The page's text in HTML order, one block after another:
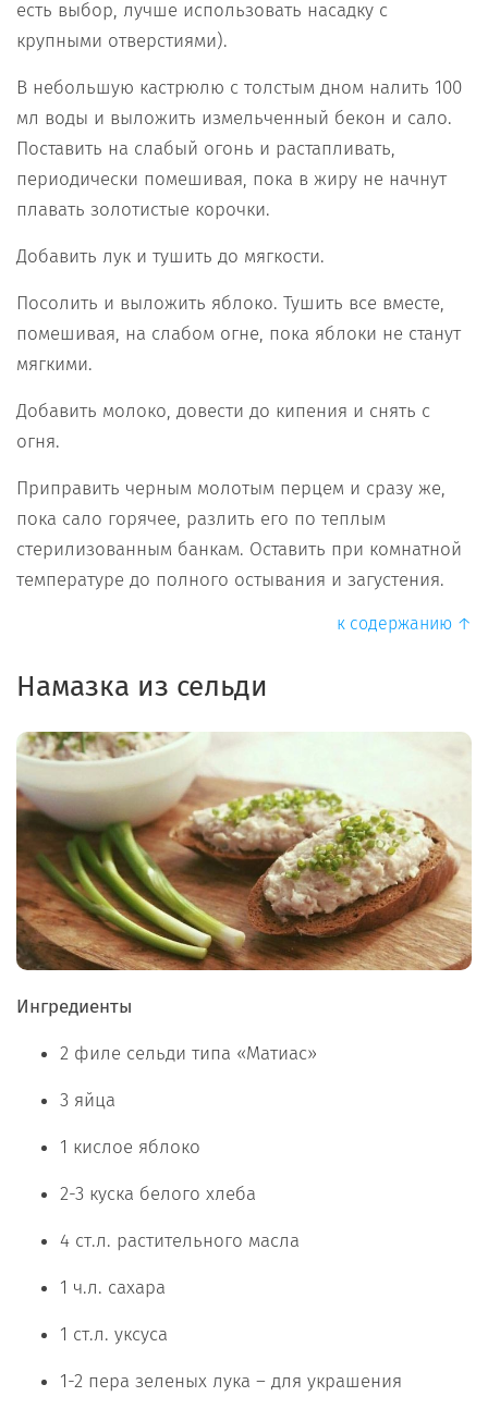
есть выбор, лучше использовать насадку с
крупными отверстиями).
В небольшую кастрюлю с толстым дном налить 100
мл воды и выложить измельченный бекон и сало.
Поставить на слабый огонь и растапливать,
периодически помешивая, пока в жиру не начнут
плавать золотистые корочки.
Добавить лук и тушить до мягкости.
Посолить и выложить яблоко. Тушить все вместе,
помешивая, на слабом огне, пока яблоки не станут
мягкими.
Добавить молоко, довести до кипения и снять с
огня.
Приправить черным молотым перцем и сразу же,
пока сало горячее, разлить его по теплым
стерилизованным банкам. Оставить при комнатной
температуре до полного остывания и загустения.
к содержанию ↑
Намазка из сельди
Ингредиенты
2 филе сельди типа «Матиас»
3 яйца
1 кислое яблоко
2-3 куска белого хлеба
4 ст.л. растительного масла
1 ч.л. сахара
1 ст.л. уксуса
1-2 пера зеленых лука – для украшения